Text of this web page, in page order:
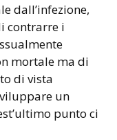
dall’infezione,
contrarre i
mortale ma di
di vista
un
punto ci